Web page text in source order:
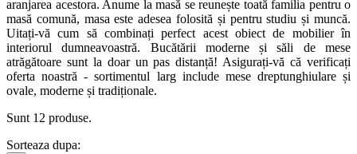
aranjarea acestora. Anume la masă se reunește toată familia pentru o
masă comună, masa este adesea folosită și pentru studiu și muncă.
Uitați-vă cum să combinați perfect acest obiect de mobilier în
interiorul dumneavoastră. Bucătării moderne și săli de mese
atrăgătoare sunt la doar un pas distanță! Asigurați-vă că verificați
oferta noastră - sortimentul larg include mese dreptunghiulare și
ovale, moderne și tradiționale.
Sunt 12 produse.
Sorteaza dupa: